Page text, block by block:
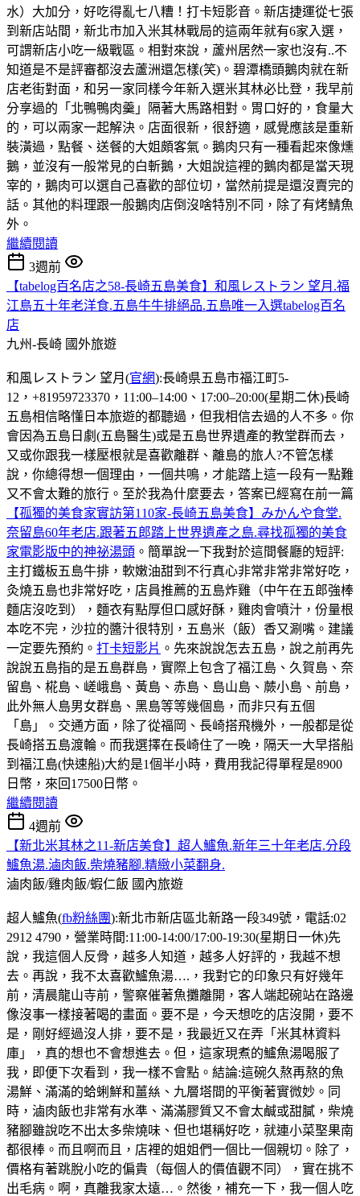
水）大加分，好吃得亂七八糟！打卡短影音。新店捷運從七張
到新店站間，新北市加入米其林戰局的這兩年就有6家入選，
可謂新店小吃一級戰區。相對來說，蘆州居然一家也沒有..不
知道是不是評審都沒去蘆洲還怎樣(笑)。碧潭橋頭鵝肉就在新
店老街對面，和另一家同樣今年新入選米其林必比登，我早前
分享過的「北鴨鴨肉羹」隔著大馬路相對。胃口好的，食量大
的，可以兩家一起解決。店面很新，很舒適，感覺應該是重新
裝潢過，點餐、送餐的大姐頗客氣。鵝肉只有一種看起來像燻
鵝，並沒有一般常見的白斬鵝，大姐說這裡的鵝肉都是當天現
宰的，鵝肉可以選自己喜歡的部位切，當然前提是還沒賣完的
話。其他的料理跟一般鵝肉店倒沒啥特別不同，除了有烤鯖魚
外。
繼續閱讀
3週前
【tabelog百名店之58-長崎五島美食】和風レストラン 望月.福
江島五十年老洋食.五島牛牛排絕品.五島唯一入選tabelog百名
店
九州-長崎 國外旅遊
和風レストラン 望月(官網):長崎県五島市福江町5-
12，+81959723370，11:00–14:00、17:00–20:00(星期二休)長崎
五島相信略懂日本旅遊的都聽過，但我相信去過的人不多。你
會因為五島日劇(五島醫生)或是五島世界遺產的教堂群而去，
又或你跟我一樣壓根就是喜歡離群、離島的旅人?不管怎樣
說，你總得想一個理由，一個共鳴，才能踏上這一段有一點難
又不會太難的旅行。至於我為什麼要去，答案已經寫在前一篇
【孤獨的美食家實訪第110家-長崎五島美食】みかんや食堂.
奈留島60年老店.跟著五郎踏上世界遺產之島.尋找孤獨的美食
家電影版中的神祕湯頭 。簡單說一下我對於這間餐廳的短評:
主打鐵板五島牛排，軟嫩油甜到不行真心非常非常非常好吃，
灸燒五島也非常好吃，店員推薦的五島炸雞（中午在五郎強棒
麵店沒吃到），麵衣有點厚但口感好酥，雞肉會噴汁，份量根
本吃不完，沙拉的醬汁很特別，五島米（飯）香又涮嘴。建議
一定要先預約。 打卡短影片 。先來說說怎去五島，說之前再先
說說五島指的是五島群島，實際上包含了福江島、久賀島、奈
留島、椛島、嵯峨島、黃島、赤島、島山島、蕨小島、前島，
此外無人島男女群島、黑島等等幾個島，而非只有五個
「島」。交通方面，除了從福岡、長崎搭飛機外，一般都是從
長崎搭五島渡輪。而我選擇在長崎住了一晚，隔天一大早搭船
到福江島(快速船)大約是1個半小時，費用我記得單程是8900
日幣，來回17500日幣。
繼續閱讀
4週前
【新北米其林之11-新店美食】超人鱸魚.新年三十年老店.分段
鱸魚湯.滷肉飯.柴燒豬腳.精緻小菜翻身.
滷肉飯/雞肉飯/蝦仁飯 國內旅遊
超人鱸魚(fb粉絲團):新北市新店區北新路一段349號，電話:02
2912 4790，營業時間:11:00-14:00/17:00-19:30(星期日一休)先
說，我這個人反骨，越多人知道，越多人好評的，我越不想
去。再說，我不太喜歡鱸魚湯….，我對它的印象只有好幾年
前，清晨龍山寺前，警察催著魚攤離開，客人端起碗站在路邊
像沒事一樣接著喝的畫面。要不是，今天想吃的店沒開，要不
是，剛好經過沒人排，要不是，我最近又在弄「米其林資料
庫」，真的想也不會想進去。但，這家現煮的鱸魚湯喝服了
我，即便下次看到，我一樣不會點。結論:這碗久熬再熬的魚
湯鮮、滿滿的蛤蜊鮮和薑𢇃、九層塔間的平衡著實微妙。同
時，滷肉飯也非常有水準、滿滿膠質又不會太鹹或甜膩，柴燒
豬腳雖說吃不出太多柴燒味、但也堪稱好吃，就連小菜埾果南
都很棒。而且啊而且，店裡的姐姐們一個比一個親切。除了，
價格有著跳脫小吃的偏貴（每個人的價值觀不同），實在挑不
出毛病。啊，真離我家太遠…。然後，補充一下，我一個人吃